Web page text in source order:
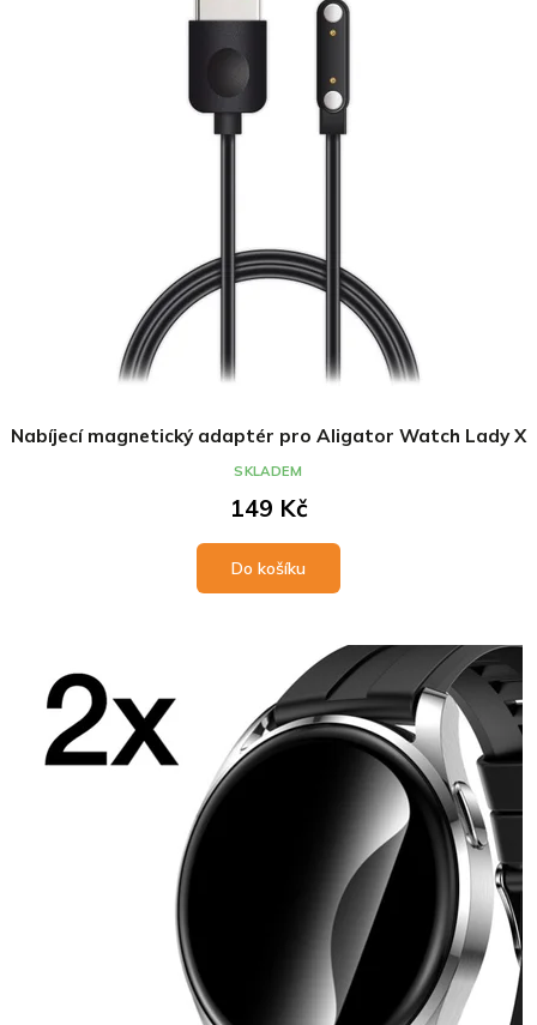
Nabíjecí magnetický adaptér pro Aligator Watch Lady X
149 Kč
Do košíku
SKLADEM